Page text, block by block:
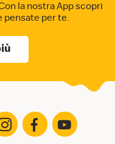
la nostra App scopri
per te.